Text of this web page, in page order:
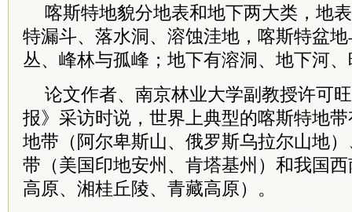
喀斯特地貌分地表和地下两大类，地
特漏斗、落水洞、溶蚀洼地，喀斯特盆
丛、峰林与孤峰；地下有溶洞、地下河
论文作者、南京林业大学副教授许可
报》采访时说，世界上典型的喀斯特地
地带（阿尔卑斯山、俄罗斯乌拉尔山地
带（美国印地安州、肯塔基州）和我国
高原、湘桂丘陵、青藏高原）。